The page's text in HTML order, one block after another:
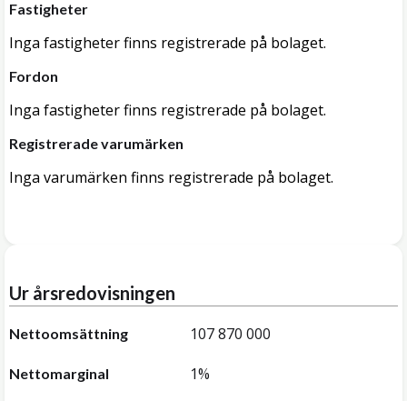
Fastigheter
Inga fastigheter finns registrerade på bolaget.
Fordon
Inga fastigheter finns registrerade på bolaget.
Registrerade varumärken
Inga varumärken finns registrerade på bolaget.
Ur årsredovisningen
Nettoomsättning 107 870 000
Nettomarginal 1%